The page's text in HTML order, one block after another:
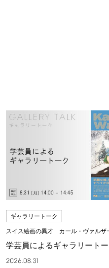
ギャラリートーク
スイス絵画の異才 カール・ヴァル
学芸員によるギャラリート
2026.08.31